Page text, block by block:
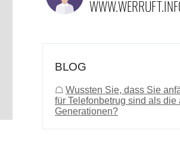
BLOG
☖ Wussten Sie, dass Sie
für Telefonbetrug sind als die
Generationen?